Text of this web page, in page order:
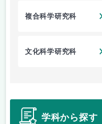
複合科学研究科
文化科学研究科
学科から探す